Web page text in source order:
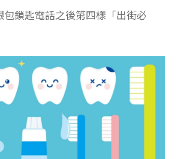
包鎖匙電話之後第四樣「出街必